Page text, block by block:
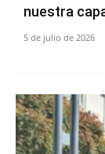
nuestra
5 de julio de 2026